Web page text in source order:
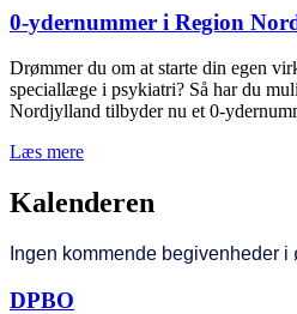
0-ydernummer i Region
Drømmer du om at starte din egen
speciallæge i psykiatri? Så har du
Nordjylland tilbyder nu et 0-
Læs mere
Kalenderen
Ingen kommende begivenheder i
DPBO